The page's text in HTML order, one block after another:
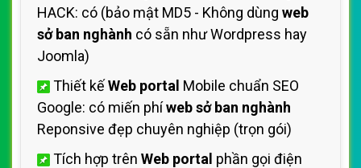
HACK: có (bảo mật MD5 - Không dùng web
sở ban nghành có sẵn như Wordpress hay
Joomla)
Thiết kếWeb portal Mobile chuẩn SEO
Google: có miến phíweb sở ban nghành
Reponsive đẹp chuyên nghiệp (trọn gói)
Tích hợp trên Web portal phần gọi điện